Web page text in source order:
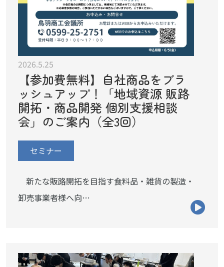
2026.5.25
【参加費無料】自社商品をブラ
ッシュアップ！「地域資源 販路
開拓・商品開発 個別支援相談
会」のご案内（全3回）
セミナー
新たな販路開拓を目指す食料品・雑貨の製造・
卸売事業者様へ向…